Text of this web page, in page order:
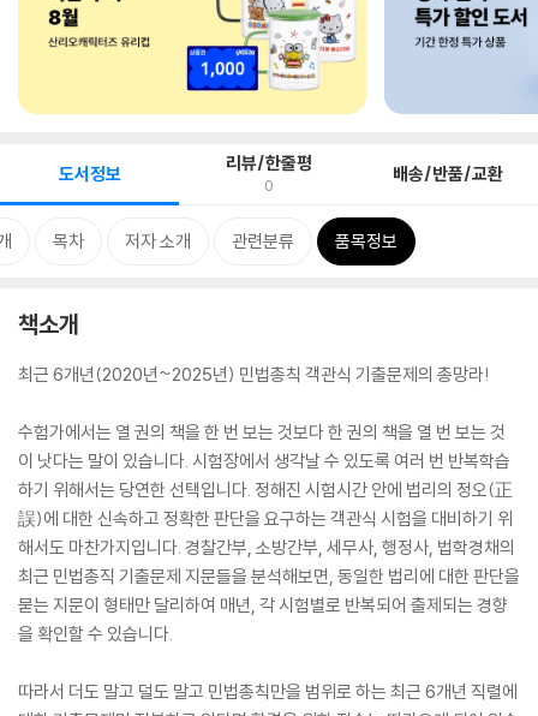
도서정보 리뷰/한줄평
0 배송/반품/교환
목차 저자 소개 관련분류 품목정보
책소개
최근 6개년(2020년~2025년) 민법총칙 객관식 기출문제의 총망라!
수험가에서는 열 권의 책을 한 번 보는 것보다 한 권의 책을 열 번 보는 것
이 낫다는 말이 있습니다. 시험장에서 생각날 수 있도록 여러 번 반복학습
하기 위해서는 당연한 선택입니다. 정해진 시험시간 안에 법리의 정오(正
誤)에 대한 신속하고 정확한 판단을 요구하는 객관식 시험을 대비하기 위
해서도 마찬가지입니다. 경찰간부, 소방간부, 세무사, 행정사, 법학경채의
최근 민법총직 기출문제 지문들을 분석해보면, 동일한 법리에 대한 판단을
묻는 지문이 형태만 달리하여 매년, 각 시험별로 반복되어 출제되는 경향
을 확인할 수 있습니다.
따라서 더도 말고 덜도 말고 민법총칙만을 범위로 하는 최근 6개년 직렬에